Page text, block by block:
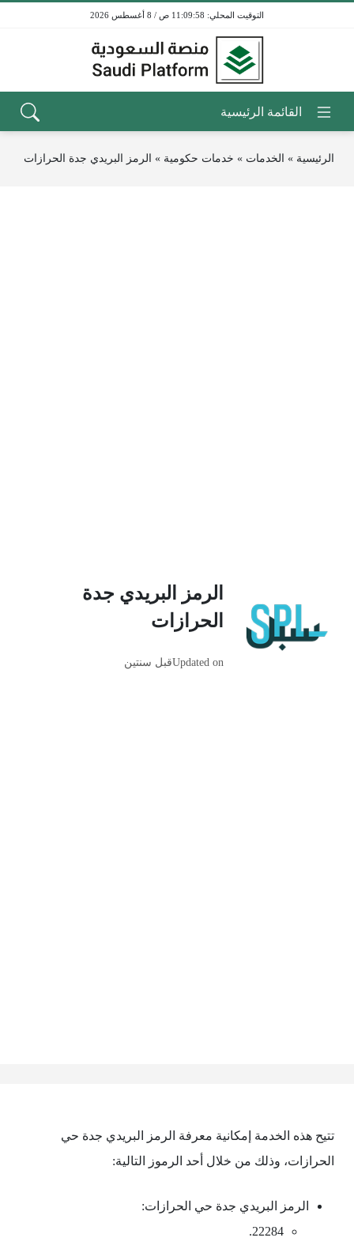
11:09:58 ص / 8 أغسطس 2026
الرئيسية » الخدمات » خدمات حكومية » الرمز البريدي جدة الحرازات
الرمز البريدي جدة
الحرازات
Updated onقبل سنتين
تتيح هذه الخدمة إمكانية معرفة الرمز البريدي جدة حي
الحرازات، وذلك من خلال أحد الرموز التالية:
الرمز البريدي جدة حي الحرازات:
22284.